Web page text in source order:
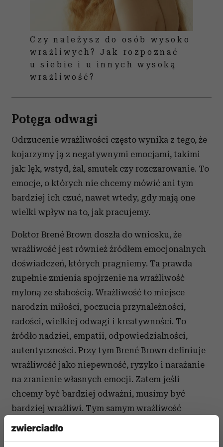
Czy należysz do osób wysoko
wrażliwych? Jak rozpoznać
u siebie i u innych wysoką
wrażliwość?
Potęga odwagi
Odrzucenie wrażliwości często wynika z tego, że
kojarzymy ją z negatywnymi emocjami, takimi
jak: lęk, wstyd, żal, smutek czy rozczarowanie. To
emocje, o których nie chcemy mówić ani tym
bardziej ich czuć, nawet wtedy, gdy mają one
wielki wpływ na to, jak pracujemy.
Doktor Brené Brown doszła do wniosku, że
wrażliwość jest również źródłem emocjonalnych
doświadczeń, których pragniemy. Ta prawda
zupełnie zmienia spojrzenie na wrażliwość
myloną ze słabością. Wrażliwość to miejsce
narodzin miłości, poczucia przynależności,
radości, wielkiej odwagi i kreatywności. To
źródło nadziei, empatii, odpowiedzialności,
autentyczności. Przy tym Brené Brown definiuje
wrażliwość jako niepewność, ryzyko i narażanie
na zranienie własnych emocji. Zatem jeśli
chcemy być bardziej odważni, musimy być
bardziej wrażliwi. Tym samym wrażliwość
wymaga odwagi. Potrzebujemy jej, by się